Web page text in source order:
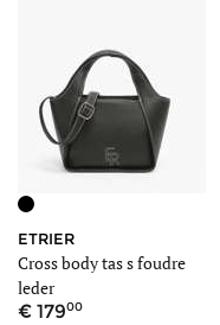
ETRIER
Cross body tas s foudre
leder
17900